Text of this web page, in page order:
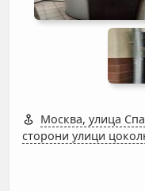
Москва, улица
сторони улици